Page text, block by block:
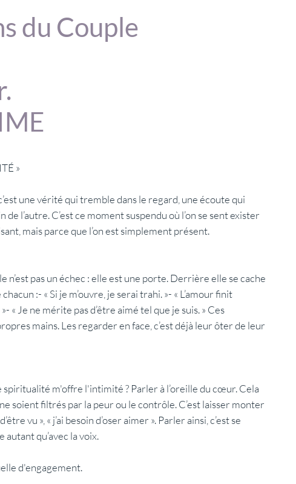
du Couple
»
une vérité qui tremble dans le regard, une écoute qui
l’autre. C’est ce moment suspendu où l’on se sent exister
mais parce que l’on est simplement présent.
n’est pas un échec : elle est une porte. Derrière elle se cache
:- « Si je m’ouvre, je serai trahi. »- « L’amour finit
Je ne mérite pas d’être aimé tel que je suis. » Ces
mains. Les regarder en face, c’est déjà leur ôter de leur
m'offre l'intimité ? Parler à l’oreille du cœur. Cela
soient filtrés par la peur ou le contrôle. C’est laisser monter
vu », « j’ai besoin d’oser aimer ». Parler ainsi, c’est se
autant qu’avec la voix.
d'engagement.